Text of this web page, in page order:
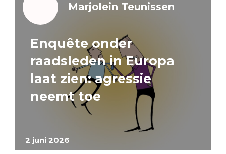
2 juni 2026
Marjolein Teunissen
Enquête onder
raadsleden in Europa
laat zien: agressie
neemt toe